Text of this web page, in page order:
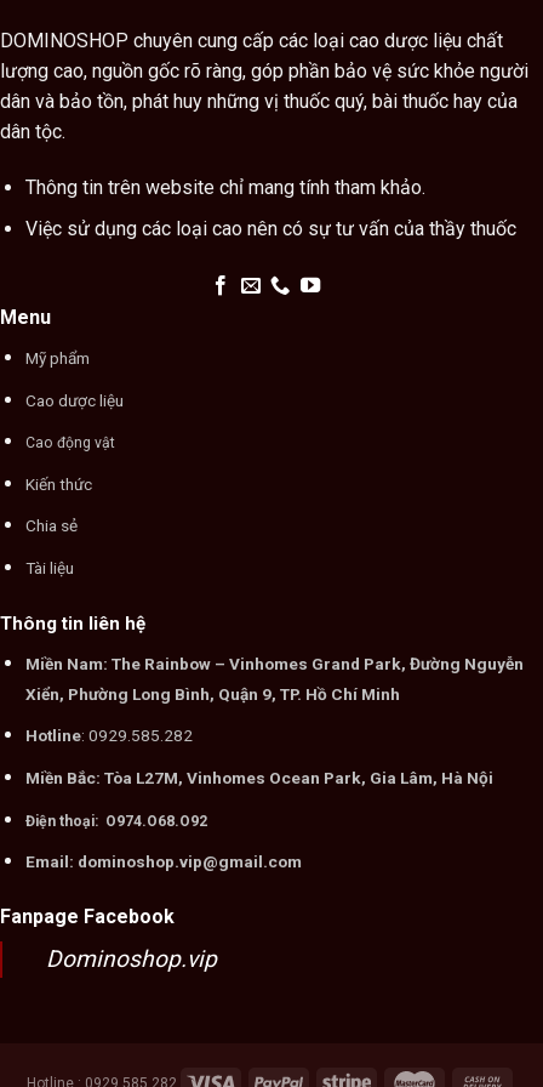
DOMINOSHOP chuyên cung cấp các loại cao dược liệu chất
lượng cao, nguồn gốc rõ ràng, góp phần bảo vệ sức khỏe người
dân và bảo tồn, phát huy những vị thuốc quý, bài thuốc hay của
dân tộc.
Thông tin trên website chỉ mang tính tham khảo.
Việc sử dụng các loại cao nên có sự tư vấn của thầy thuốc
Menu
Mỹ phẩm
Cao dược liệu
Cao động vật
Kiến thức
Chia sẻ
Tài liệu
Thông tin liên hệ
Miền Nam: The Rainbow – Vinhomes Grand Park, Đường Nguyễn
Xiển, Phường Long Bình, Quận 9, TP. Hồ Chí Minh
Hotline: 0929.585.282
Miền Bắc: Tòa L27M, Vinhomes Ocean Park, Gia Lâm, Hà Nội
Điện thoại: O974.O68.O92
Email: dominoshop.vip@gmail.com
Fanpage Facebook
Dominoshop.vip
Hotline : 0929.585.282